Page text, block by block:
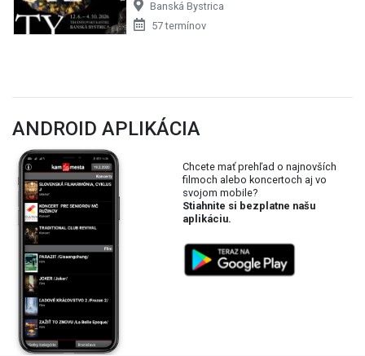
Banská Bystrica
57 termínov
ANDROID APLIKÁCIA
Chcete mať prehľad o najnovších
filmoch alebo koncertoch aj vo
svojom mobile?
Stiahnite si bezplatne našu
aplikáciu.